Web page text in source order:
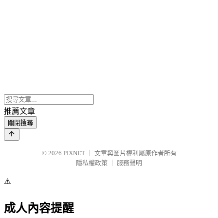
推薦文章
關閉搜尋
© 2026 PIXNET
文章與圖片權利屬原作者所有
隱私權政策
服務聲明
⚠️
成人內容提醒